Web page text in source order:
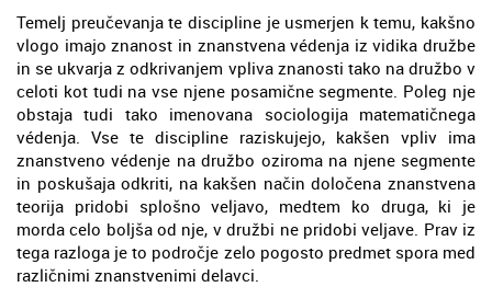
Temelj preučevanja te discipline je usmerjen k temu, kakšno
vlogo imajo znanost in znanstvena védenja iz vidika družbe
in se ukvarja z odkrivanjem vpliva znanosti tako na družbo v
celoti kot tudi na vse njene posamične segmente. Poleg nje
obstaja tudi tako imenovana sociologija matematičnega
védenja. Vse te discipline raziskujejo, kakšen vpliv ima
znanstveno védenje na družbo oziroma na njene segmente
in poskušaja odkriti, na kakšen način določena znanstvena
teorija pridobi splošno veljavo, medtem ko druga, ki je
morda celo boljša od nje, v družbi ne pridobi veljave. Prav iz
tega razloga je to področje zelo pogosto predmet spora med
različnimi znanstvenimi delavci.